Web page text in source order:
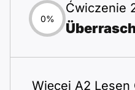
0%
Ćwiczenie
Więcej A2 Lesen